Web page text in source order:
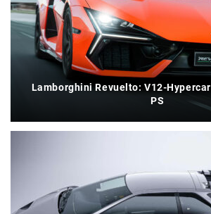
Lamborghini Revuelto: V12-
PS